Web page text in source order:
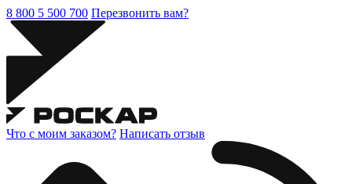
8 800 5 500 700 Перезвонить вам?
Что с моим заказом? Написать отзыв